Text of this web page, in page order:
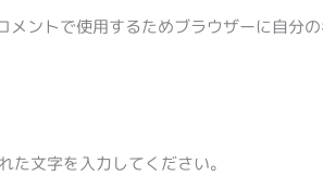
メントで使用するためブラウザーに自分
た文字を入力してください。